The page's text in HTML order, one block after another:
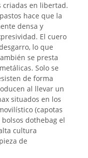
criadas en libertad.
hace que la
densa y
El cuero
lo que
se presta
Solo se
de forma
al llevar un
situados en los
(capotas
dothebag el
cultura
de